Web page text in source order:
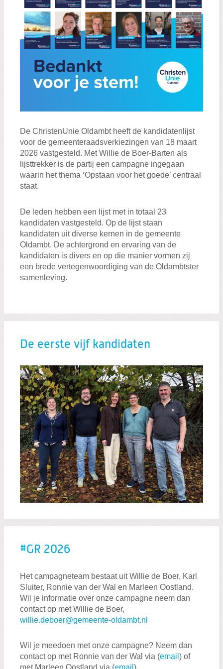
De ChristenUnie Oldambt heeft de kandidatenlijst
voor de gemeenteraadsverkiezingen van 18 maart
2026 vastgesteld. Met Willie de Boer-Barten als
lijsttrekker is de partij een campagne ingegaan
waarin het thema ‘Opstaan voor het goede’ centraal
staat.
De leden hebben een lijst met in totaal 23
kandidaten vastgesteld. Op de lijst staan
kandidaten uit diverse kernen in de gemeente
Oldambt. De achtergrond en ervaring van de
kandidaten is divers en op die manier vormen zij
een brede vertegenwoordiging van de Oldambtster
samenleving.
De eerste vijf kandidaten
#GR 2026
Het campagneteam bestaat uit Willie de Boer, Karl
Sluiter, Ronnie van der Wal en Marleen Oostland.
Wil je informatie over onze campagne neem dan
contact op met Willie de Boer,
willie.deboer@gemeente-oldambt.nl
Wil je meedoen met onze campagne? Neem dan
contact op met Ronnie van der Wal via (email ) of
met Marleen Oostland via (email )